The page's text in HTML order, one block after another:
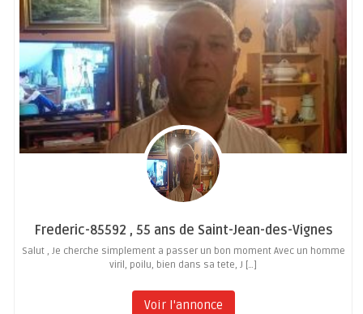
Frederic-85592 , 55 ans de Saint-Jean-des-Vignes
Salut , Je cherche simplement a passer un bon moment Avec un homme
viril, poilu, bien dans sa tete, J […]
Voir l'annonce